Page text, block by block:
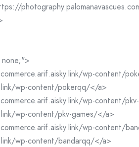
wp-content/
wp-content/pokerqq/</a>
wp-content/
wp-content/pkv-games/</a>
wp-content/
wp-content/bandarqq/</a>